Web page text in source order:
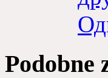
Podobne